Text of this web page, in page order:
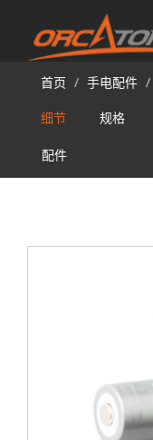
首页 手电配件
细节 规格
配件